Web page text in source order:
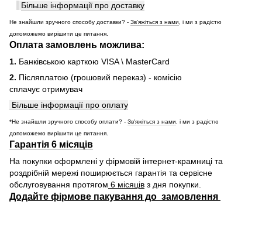
Більше інформації про доставку
Не знайшли зручного способу доставки? - Зв'яжіться з нами, і ми з радістю
допоможемо вирішити це питання.
Оплата замовлень можлива:
1. Банківською карткою VISA \ MasterCard
2. Післяплатою (грошовий переказ) - комісію
сплачує отримувач
Більше інформації про оплату
*Не знайшли зручного способу оплати? - Зв'яжіться з нами, і ми з радістю
допоможемо вирішити це питання.
Гарантія 6 місяців
На покупки оформлені у фірмовій інтернет-крамниці та
роздрібній мережі поширюється гарантія та сервісне
обслуговування протягом 6 місяців з дня покупки.
Додайте фірмове пакування до замовлення